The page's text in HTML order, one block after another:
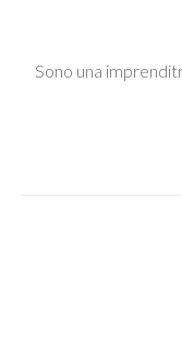
Sono una